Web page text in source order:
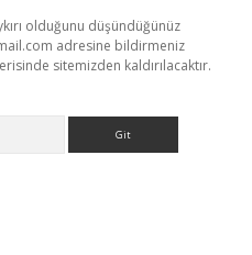
olduğunu düşündüğünüz
adresine bildirmeniz
sitemizden kaldırılacaktır.